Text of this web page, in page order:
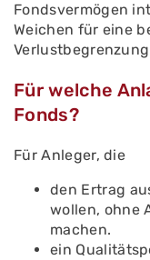
Fondsvermögen
Weichen für eine
Für welche
Fonds?
Für Anleger, die
den Ertrag
wollen, ohne
machen.
ein